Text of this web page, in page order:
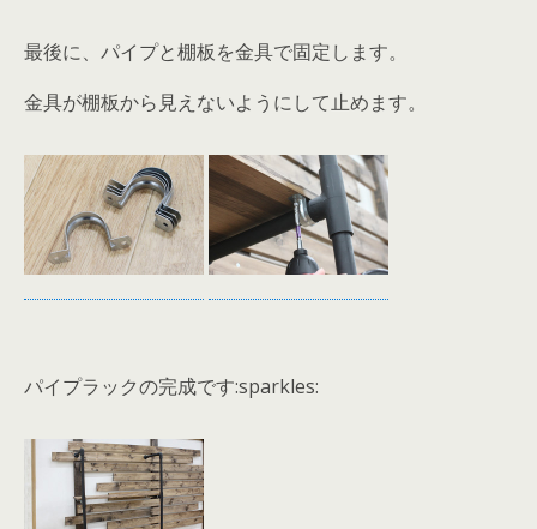
最後に、パイプと棚板を金具で固定します。
金具が棚板から見えないようにして止めます。
パイプラックの完成です:sparkles: